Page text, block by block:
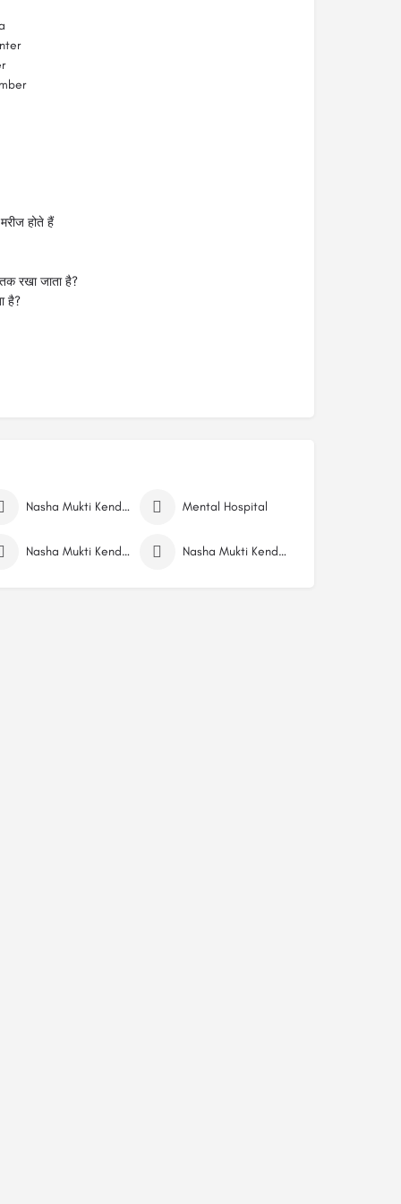
होते हैं
रखा जाता है?
है?
Nasha Mukti Kendra Mental Hospital
Nasha Mukti Kendra Nepal Nasha Mukti Kendra Morang